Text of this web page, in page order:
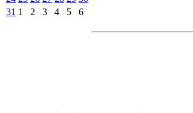
31 1 2 3 4 5 6